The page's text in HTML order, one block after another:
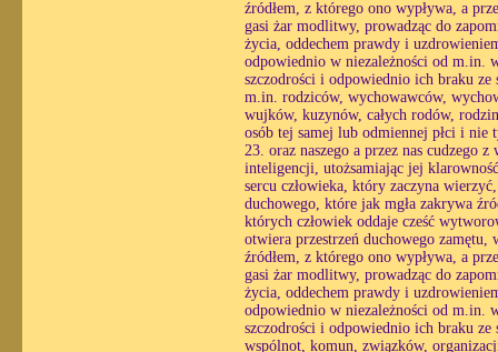
źródłem, z którego ono wypływa, a
gasi żar modlitwy, prowadząc do
życia, oddechem prawdy i
odpowiednio w niezależności od m.in.
szczodrości i odpowiednio ich braku
m.in. rodziców, wychowawców,
wujków, kuzynów, całych rodów,
osób tej samej lub odmiennej płci i nie
23. oraz naszego a przez nas cudzego
inteligencji, utożsamiając jej
sercu człowieka, który zaczyna
duchowego, które jak mgła zakrywa
których człowiek oddaje cześć
otwiera przestrzeń duchowego zamętu,
źródłem, z którego ono wypływa, a
gasi żar modlitwy, prowadząc do
życia, oddechem prawdy i
odpowiednio w niezależności od m.in.
szczodrości i odpowiednio ich braku
wspólnot, komun, związków,